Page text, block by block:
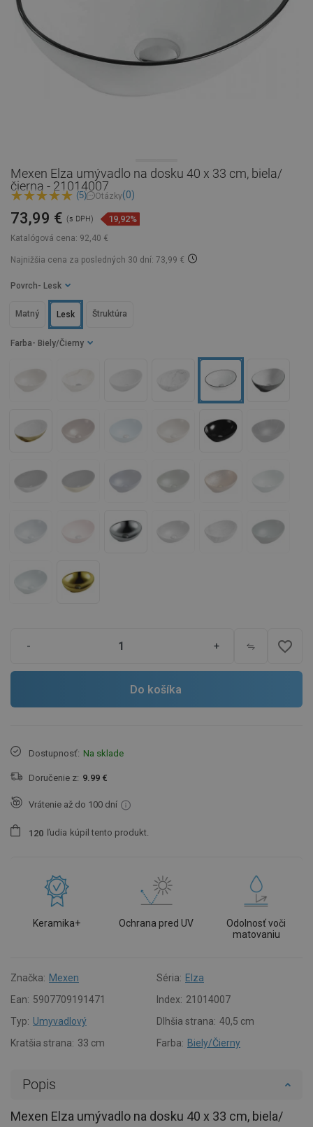
Mexen Elza umývadlo na dosku 40 x 33 cm, biela/
čierna - 21014007
(5) Otázky(0)
Katalógová cena: 92,40 €
73,99 € (s DPH) 19,92%
Najnižšia cena za posledných 30 dní: 73,99 €
Farba - Biely/Čierny
Povrch - Lesk
Lesk
Matný Štruktúra
- + favorite_border
Do košíka
Dostupnosť: Na sklade
Doručenie z: 9.99 €
Vrátenie až do 100 dní
1 20 ľudia kúpil tento produkt.
Keramika+ Ochrana pred UV
Odolnosť voči
matovaniu
Značka: Mexen Séria: Elza
Ean: 5907709191471 Index: 21014007
Typ: Umyvadlový Dlhšia strana: 40,5 cm
Kratšia strana: 33 cm Farba: Biely/Čierny
Popis
Mexen Elza umývadlo na dosku 40 x 33 cm, biela/